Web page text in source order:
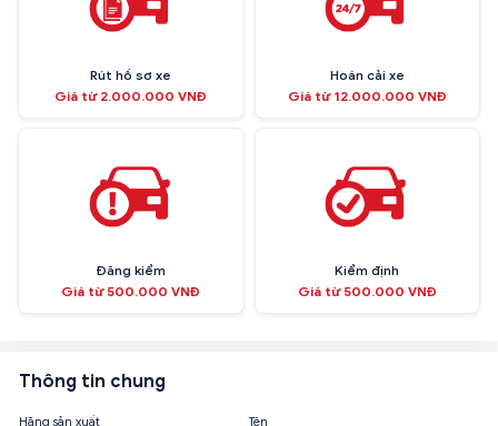
Rút hồ sơ xe
Giá từ 2.000.000 VNĐ
Hoán cải xe
Giá từ 12.000.000 VNĐ
Đăng kiểm
Giá từ 500.000 VNĐ
Kiểm định
Giá từ 500.000 VNĐ
Thông tin chung
Hãng sản xuất Tên